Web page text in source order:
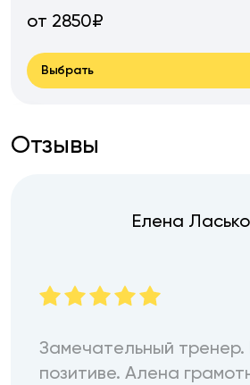
от 2850₽
Выбрать
Отзывы
Елена
Замечательный тренер.
позитиве. Алена